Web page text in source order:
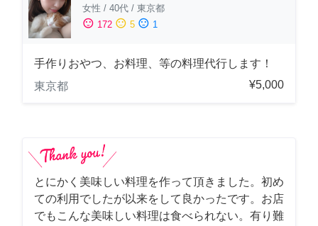
女性 / 40代 / 東京都
sentiment_satisfied 172 sentiment_neutral 5 sentiment_dissatisfied 1
手作りおやつ、お料理、等の料理代行します！
東京都
¥5,000
とにかく美味しい料理を作って頂きました。初め
ての利用でしたが以来をして良かったです。お店
でもこんな美味しい料理は食べられない。有り難